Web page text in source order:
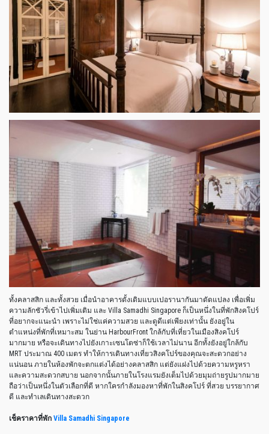
ทั้งคลาสสิก และทั้งสวย เมื่อนำอาคารดั้งเดิมแบบเปอรานากันมาดัดแปลง เพื่อเพิ่ม
ความลักชัวรี่เข้าไปเพิ่มเติม และ Villa Samadhi Singapore ก็เป็นหนึ่งในที่พักสิงคโปร์
ที่อยากจะแนะนำ เพราะไม่ใช่แค่ความสวย และดูดีแต่เพียงเท่านั้น ยังอยู่ใน
ตำแหน่งที่พักที่เหมาะสม ในย่าน HarbourFront ใกล้กับที่เที่ยวในเมืองสิงคโปร์
มากมาย หรือจะเดินทางไปยังเกาะเซนโตซ่าก็ใช้เวลาไม่นาน อีกทั้งยังอยู่ใกล้กับ
MRT ประมาณ 400 เมตร ทำให้การเดินทางเที่ยวสิงคโปร์ของคุณจะสะดวกอย่าง
แน่นอน ภายในห้องพักจะตกแต่งได้อย่างคลาสสิก แต่ยังแฝงไปด้วยความหรูหรา
และความสะดวกสบาย นอกจากนั้นภายในโรงแรมยังเต็มไปด้วยมุมถ่ายรูปมากมาย
ถือว่าเป็นหนึ่งในตัวเลือกที่ดี หากใครกำลังมองหาที่พักในสิงคโปร์ ที่สวย บรรยากาศ
ดี และทำเลเดินทางสะดวก
เช็คราคาที่พัก Villa Samadhi Singapore